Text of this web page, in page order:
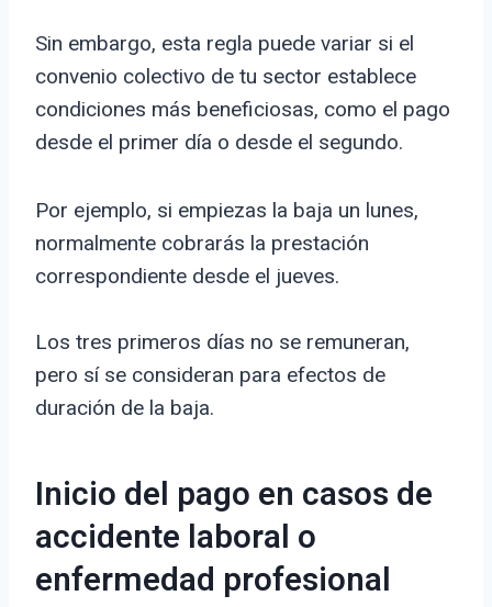
Sin embargo, esta regla puede variar si el
convenio colectivo de tu sector establece
condiciones más beneficiosas, como el pago
desde el primer día o desde el segundo.
Por ejemplo, si empiezas la baja un lunes,
normalmente cobrarás la prestación
correspondiente desde el jueves.
Los tres primeros días no se remuneran,
pero sí se consideran para efectos de
duración de la baja.
Inicio del pago en casos de
accidente laboral o
enfermedad profesional